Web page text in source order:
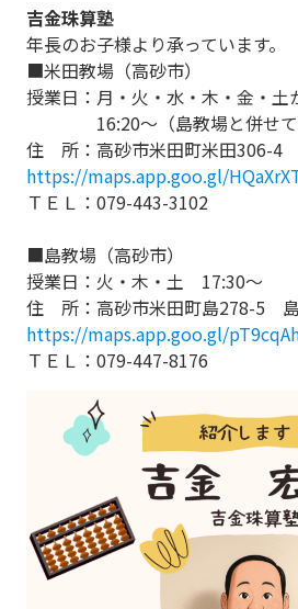
吉金珠算塾
年長のお子様より承っています。
■米田教場（高砂市）
授業日：月・火・水・木・金・土
16:20～（島教場と併せて
住 所：高砂市米田町米田306-4
https://maps.app.goo.gl/
ＴＥＬ：079-443-3102
■島教場（高砂市）
授業日：火・木・土 17:30～
住 所：高砂市米田町島278-5
https://maps.app.goo.gl/
ＴＥＬ：079-447-8176